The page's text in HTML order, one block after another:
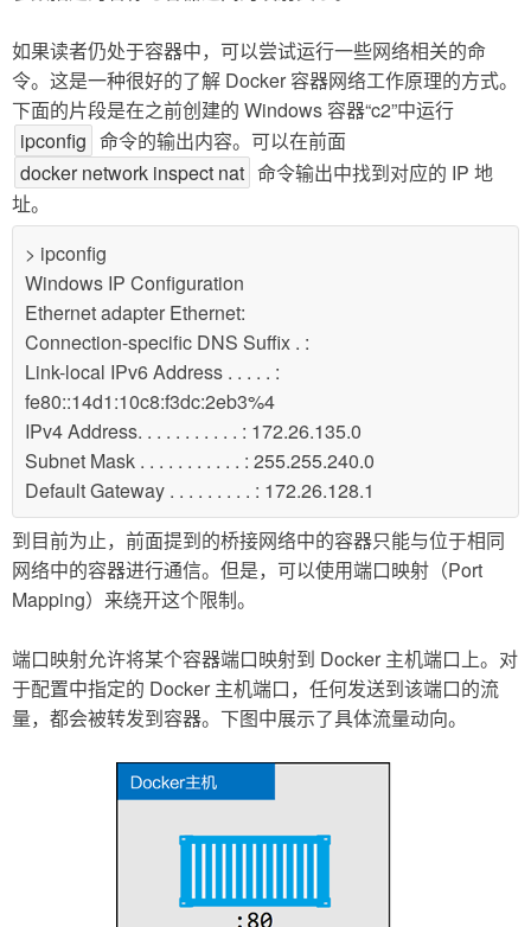
如果读者仍处于容器中，可以尝试运行一些网络相关的命
令。这是一种很好的了解 Docker 容器网络工作原理的方式。
下面的片段是在之前创建的 Windows 容器“c2”中运行
ipconfig 命令的输出内容。可以在前面
docker network inspect nat 命令输出中找到对应的 IP 地
址。
> ipconfig
Windows IP Configuration
Ethernet adapter Ethernet:
Connection-specific DNS Suffix . :
Link-local IPv6 Address . . . . . :
fe80::14d1:10c8:f3dc:2eb3%4
IPv4 Address. . . . . . . . . . . : 172.26.135.0
Subnet Mask . . . . . . . . . . . : 255.255.240.0
Default Gateway . . . . . . . . . : 172.26.128.1
到目前为止，前面提到的桥接网络中的容器只能与位于相同
网络中的容器进行通信。但是，可以使用端口映射（Port
Mapping）来绕开这个限制。
端口映射允许将某个容器端口映射到 Docker 主机端口上。对
于配置中指定的 Docker 主机端口，任何发送到该端口的流
量，都会被转发到容器。下图中展示了具体流量动向。